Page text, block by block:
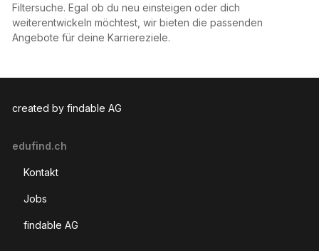
Filtersuche. Egal ob du neu einsteigen oder dich
weiterentwickeln möchtest, wir bieten die passenden
Angebote für deine Karriereziele.
created by findable AG
edufind.ch
Kontakt
Jobs
findable AG